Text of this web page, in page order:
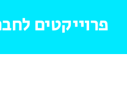
פרוייקטים